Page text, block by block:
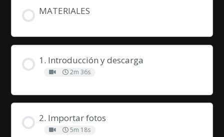
MATERIALES
1. Introducción y descarga
2m 36s
2. Importar fotos
5m 18s